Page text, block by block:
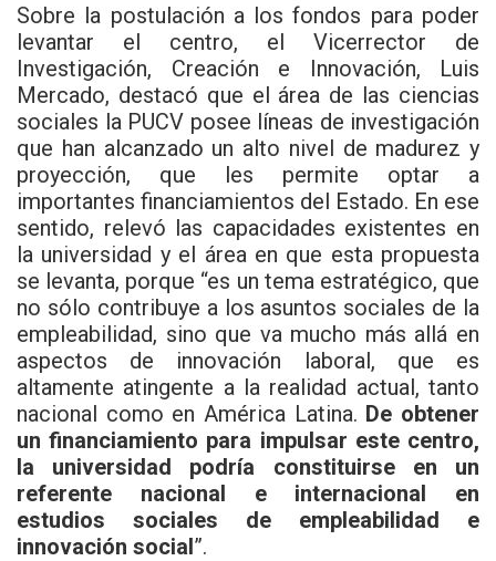
Sobre la postulación a los fondos para poder
levantar el centro, el Vicerrector de
Investigación, Creación e Innovación, Luis
Mercado, destacó que el área de las ciencias
sociales la PUCV posee líneas de investigación
que han alcanzado un alto nivel de madurez y
proyección, que les permite optar a
importantes financiamientos del Estado. En ese
sentido, relevó las capacidades existentes en
la universidad y el área en que esta propuesta
se levanta, porque “es un tema estratégico, que
no sólo contribuye a los asuntos sociales de la
empleabilidad, sino que va mucho más allá en
aspectos de innovación laboral, que es
altamente atingente a la realidad actual, tanto
nacional como en América Latina. De obtener
un financiamiento para impulsar este centro,
la universidad podría constituirse en un
referente nacional e internacional en
estudios sociales de empleabilidad e
innovación social”.